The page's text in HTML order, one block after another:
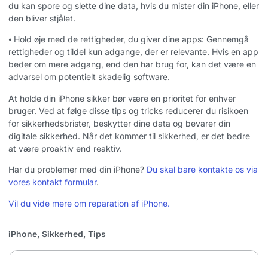
du kan spore og slette dine data, hvis du mister din iPhone, eller
den bliver stjålet.
⦁ Hold øje med de rettigheder, du giver dine apps: Gennemgå
rettigheder og tildel kun adgange, der er relevante. Hvis en app
beder om mere adgang, end den har brug for, kan det være en
advarsel om potentielt skadelig software.
At holde din iPhone sikker bør være en prioritet for enhver
bruger. Ved at følge disse tips og tricks reducerer du risikoen
for sikkerhedsbrister, beskytter dine data og bevarer din
digitale sikkerhed. Når det kommer til sikkerhed, er det bedre
at være proaktiv end reaktiv.
Har du problemer med din iPhone? Du skal bare kontakte os via
vores kontakt formular.
Vil du vide mere om reparation af iPhone.
iPhone, Sikkerhed, Tips